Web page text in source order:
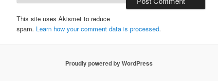
This site uses Akismet to reduce
spam. Learn how your comment data is processed.
Proudly powered by WordPress